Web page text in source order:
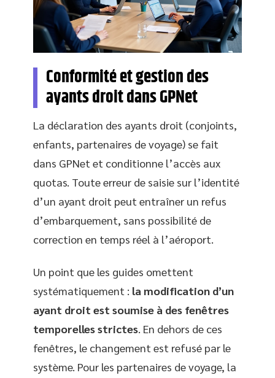
Conformité et gestion des
ayants droit dans GPNet
La déclaration des ayants droit (conjoints,
enfants, partenaires de voyage) se fait
dans GPNet et conditionne l’accès aux
quotas. Toute erreur de saisie sur l’identité
d’un ayant droit peut entraîner un refus
d’embarquement, sans possibilité de
correction en temps réel à l’aéroport.
Un point que les guides omettent
systématiquement : la modification d’un
ayant droit est soumise à des fenêtres
temporelles strictes. En dehors de ces
fenêtres, le changement est refusé par le
système. Pour les partenaires de voyage, la